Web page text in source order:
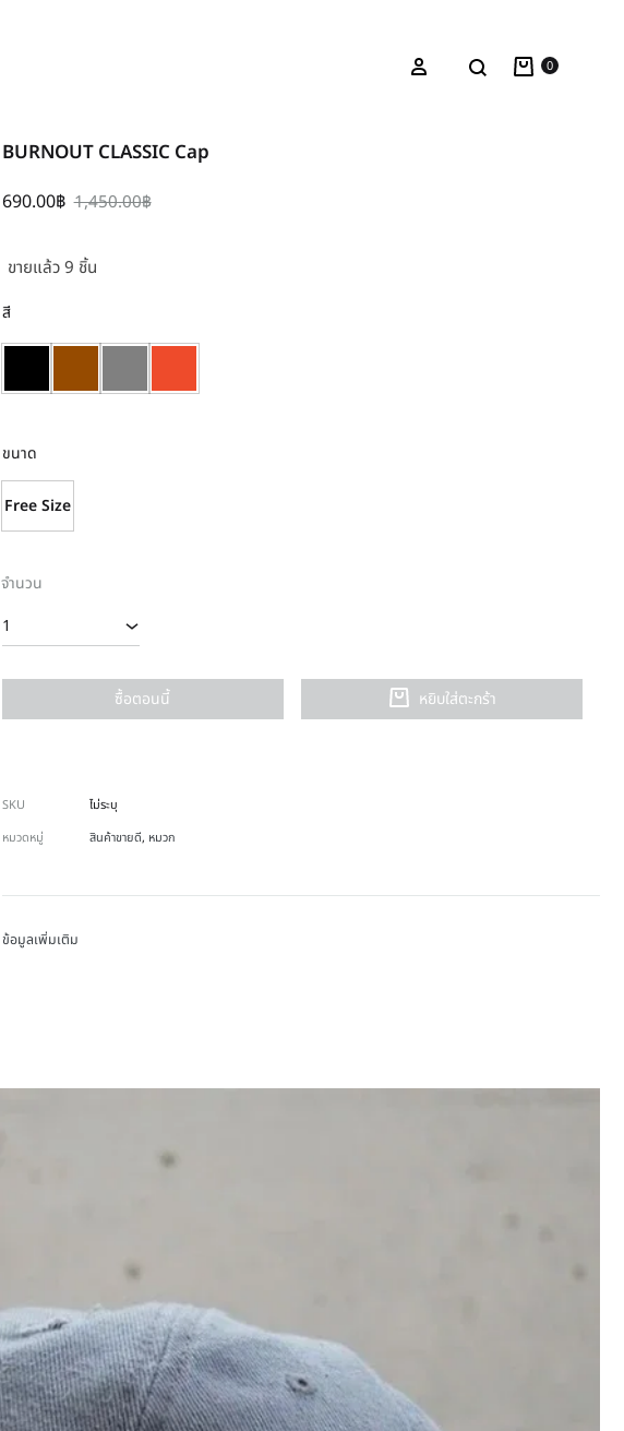
เข้าระบบ
ค้นหา Cart
0
BURNOUT CLASSIC Cap
690.00฿ 1,450.00฿
ขายแล้ว 9 ชิ้น
สี
ขนาด
Free Size
จำนวน
1
ซื้อตอนนี้ หยิบใส่ตะกร้า
SKU
ไม่ระบุ
หมวดหมู่
สินค้าขายดี, หมวก
ข้อมูลเพิ่มเติม